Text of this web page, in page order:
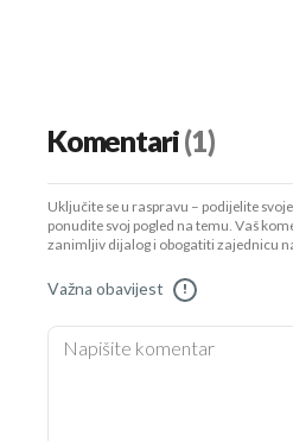
Komentari(1)
Uključite se u raspravu – podijelite
ponudite svoj pogled na temu. Vaš
zanimljiv dijalog i obogatiti zajednicu
Važna obavijest !